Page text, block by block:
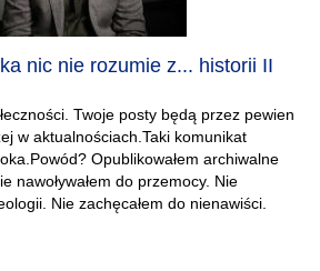
nic nie rozumie z... historii II
Twoje posty będą przez pewien
w aktualnościach.Taki komunikat
Opublikowałem archiwalne
nawoływałem do przemocy. Nie
Nie zachęcałem do nienawiści.